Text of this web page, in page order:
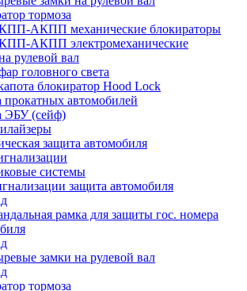
тормоза
АКПП механические блокираторы
АКПП электромеханические
рулевой вал
головного света
блокиратор Hood Lock
прокатных автомобилей
ЭБУ (сейф)
защита автомобиля
системы
защита автомобиля
рамка для защиты гос. номера
замки на рулевой вал
тормоза